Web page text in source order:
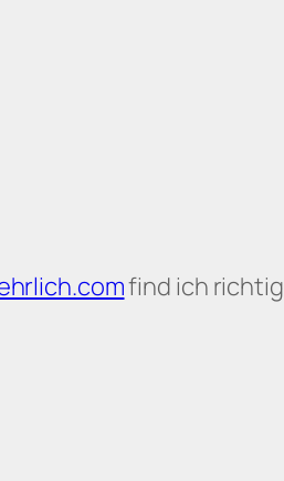
find ich richtig